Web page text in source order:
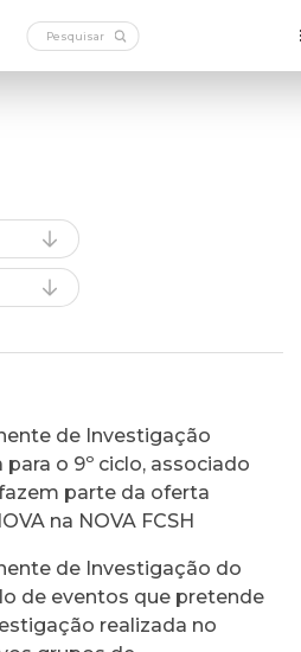
de Investigação
para o 9º ciclo, associado
parte da oferta
na NOVA FCSH
de Investigação do
de eventos que pretende
realizada no